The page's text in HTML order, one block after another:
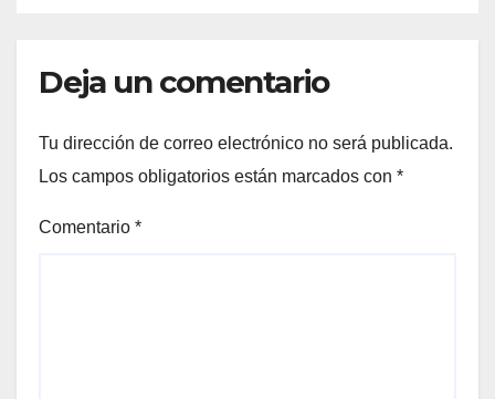
Deja un comentario
Tu dirección de correo electrónico no será publicada.
Los campos obligatorios están marcados con *
Comentario *